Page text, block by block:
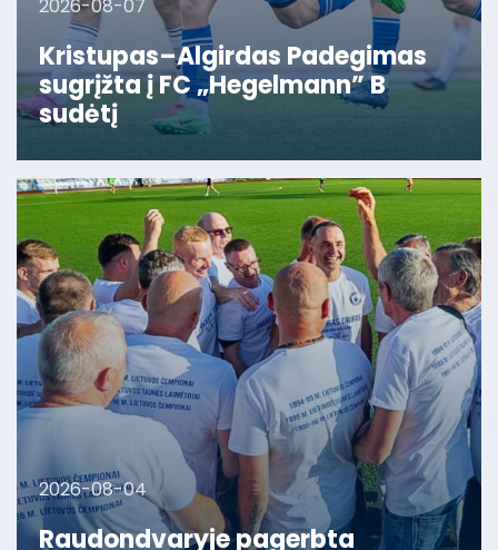
2026-08-07
Kristupas–Algirdas Padegimas
sugrįžta į FC „Hegelmann” B
sudėtį
2026-08-04
Raudondvaryje pagerbta